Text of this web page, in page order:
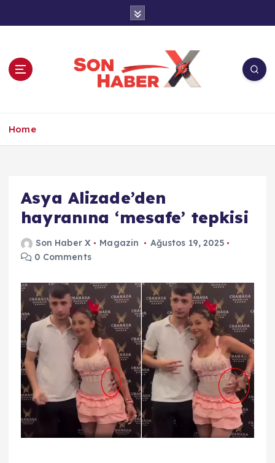
a
Home
Asya Alizade’den
hayranına ‘mesafe’ tepkisi
Son Haber X Magazin
Ağustos 19, 2025
0 Comments